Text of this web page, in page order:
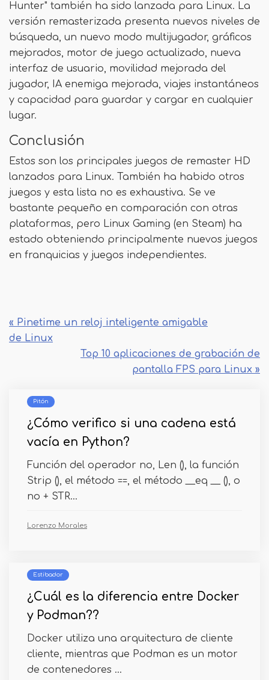
Hunter" también ha sido lanzada para Linux. La
versión remasterizada presenta nuevos niveles de
búsqueda, un nuevo modo multijugador, gráficos
mejorados, motor de juego actualizado, nueva
interfaz de usuario, movilidad mejorada del
jugador, IA enemiga mejorada, viajes instantáneos
y capacidad para guardar y cargar en cualquier
lugar.
Conclusión
Estos son los principales juegos de remaster HD
lanzados para Linux. También ha habido otros
juegos y esta lista no es exhaustiva. Se ve
bastante pequeño en comparación con otras
plataformas, pero Linux Gaming (en Steam) ha
estado obteniendo principalmente nuevos juegos
en franquicias y juegos independientes.
« Pinetime un reloj inteligente amigable
de Linux
Top 10 aplicaciones de grabación de
pantalla FPS para Linux »
Pitón
¿Cómo verifico si una cadena está
vacía en Python?
Función del operador no, Len (), la función
Strip (), el método ==, el método __eq __ (), o
no + STR...
Lorenzo Morales
Estibador
¿Cuál es la diferencia entre Docker
y Podman??
Docker utiliza una arquitectura de cliente
cliente, mientras que Podman es un motor
de contenedores ...